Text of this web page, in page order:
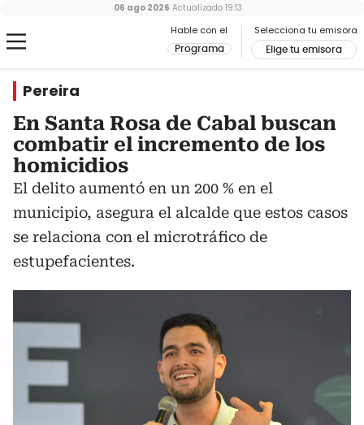
Hable con el
Programa
Selecciona tu emisora
Elige tu emisora
06 ago 2026 Actualizado 19:13
Pereira
En Santa Rosa de Cabal buscan
combatir el incremento de los
homicidios
El delito aumentó en un 200 % en el
municipio, asegura el alcalde que estos casos
se relaciona con el microtráfico de
estupefacientes.